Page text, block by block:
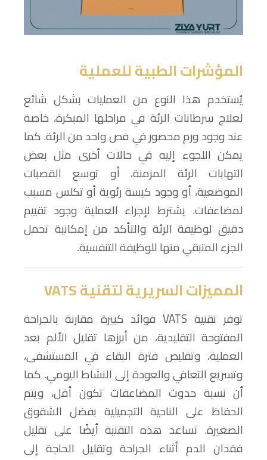
المؤشرات الطبية للعملية
يُستخدم هذا النوع من العمليات بشكل شائع
لعلاج سرطانات الرئة في مراحلها المبكرة، خاصة
عند وجود ورم محصور في فص واحد من الرئة. كما
يمكن اللجوء إليه في حالات أخرى مثل بعض
التهابات الرئة المزمنة، أو توسع القصبات
الموضعية، أو وجود كيسة رئوية أو تكلس مسبب
لمضاعفات. يشترط لإجراء العملية وجود تقييم
دقيق لوظيفة الرئة والتأكد من إمكانية تحمل
الجزء المتبقي منها للوظيفة التنفسية.
المميزات السريرية لتقنية VATS
توفر تقنية VATS فوائد كبيرة مقارنة بالجراحة
المفتوحة التقليدية، من أبرزها تقليل الألم بعد
العملية، وتقليص فترة البقاء في المستشفى،
وتسريع التعافي والعودة إلى النشاط اليومي. كما
أن نسبة حدوث المضاعفات تكون أقل، ويتم
الحفاظ على الناحية التجميلية بفضل الشقوق
الصغيرة. تساعد هذه التقنية أيضًا على تقليل
فقدان الدم أثناء الجراحة وتقليل الحاجة إلى